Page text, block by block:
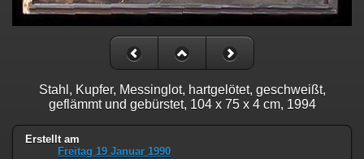
Stahl, Kupfer, Messinglot, hartgelötet, geschweißt,
geflämmt und gebürstet, 104 x 75 x 4 cm, 1994
Erstellt am
Freitag 19 Januar 1990